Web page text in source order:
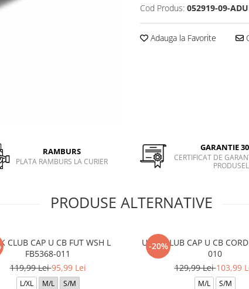
Cod Produs: 052919-09-
Adauga la Favorite
RAMBURS
PLATA RAMBURS LA CURIER
GARANTIE
CERTIFICAT DE
PRODUSE ALTERNATIVE
CLUB CAP U CB FUT WSH L
FB5368-011
119,99 Lei95,99 Lei
L/XL M/L S/M
-20%
U NK CLUB CAP U CB
010
129,99 Lei103,99
M/L S/M